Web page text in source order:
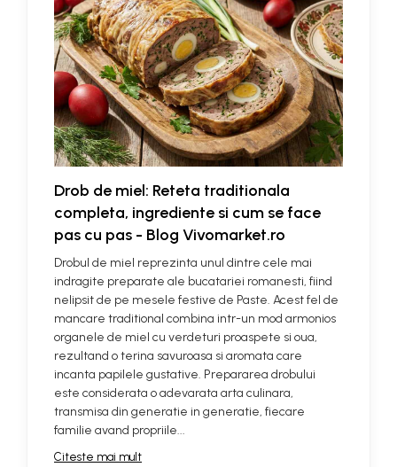
Drob de miel: Reteta traditionala
completa, ingrediente si cum se face
pas cu pas - Blog Vivomarket.ro
Drobul de miel reprezinta unul dintre cele mai
indragite preparate ale bucatariei romanesti, fiind
nelipsit de pe mesele festive de Paste. Acest fel de
mancare traditional combina intr-un mod armonios
organele de miel cu verdeturi proaspete si oua,
rezultand o terina savuroasa si aromata care
incanta papilele gustative. Prepararea drobului
este considerata o adevarata arta culinara,
transmisa din generatie in generatie, fiecare
familie avand propriile...
Citeste mai mult